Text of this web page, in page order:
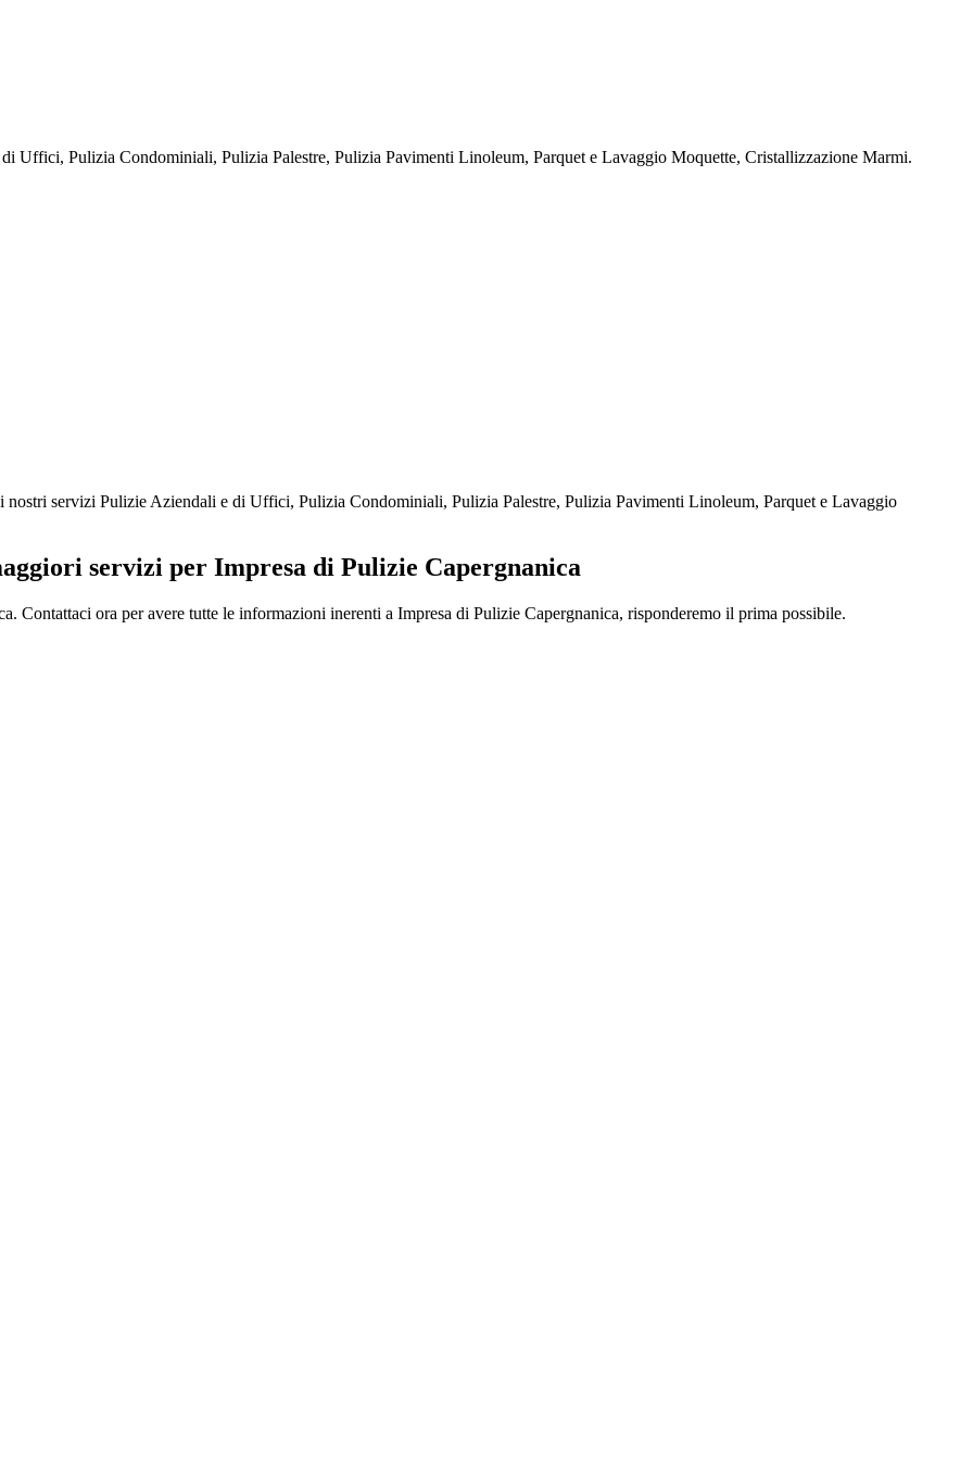
Pulizia Condominiali, Pulizia Palestre, Pulizia Pavimenti Linoleum, Parquet e Lavaggio Moquette, Cristallizzazione Marmi.
servizi Pulizie Aziendali e di Uffici, Pulizia Condominiali, Pulizia Palestre, Pulizia Pavimenti Linoleum, Parquet e Lavaggio
servizi per Impresa di Pulizie Capergnanica